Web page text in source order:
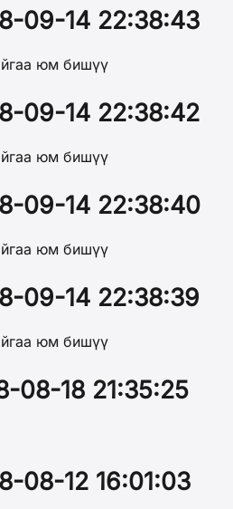
09-14 22:38:43
юм бишүү
09-14 22:38:42
юм бишүү
09-14 22:38:40
юм бишүү
09-14 22:38:39
юм бишүү
08-18 21:35:25
08-12 16:01:03